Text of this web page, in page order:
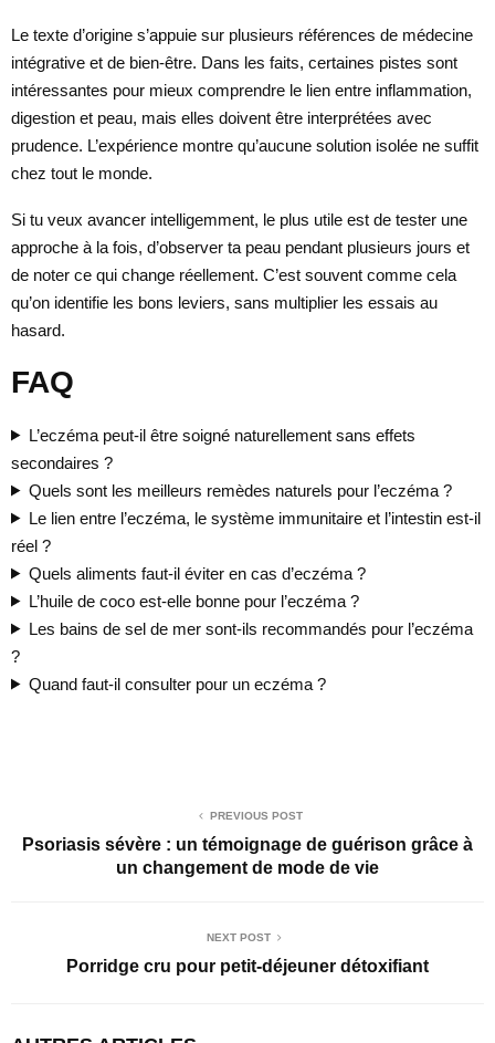
Le texte d’origine s’appuie sur plusieurs références de médecine
intégrative et de bien-être. Dans les faits, certaines pistes sont
intéressantes pour mieux comprendre le lien entre inflammation,
digestion et peau, mais elles doivent être interprétées avec
prudence. L’expérience montre qu’aucune solution isolée ne suffit
chez tout le monde.
Si tu veux avancer intelligemment, le plus utile est de tester une
approche à la fois, d’observer ta peau pendant plusieurs jours et
de noter ce qui change réellement. C’est souvent comme cela
qu’on identifie les bons leviers, sans multiplier les essais au
hasard.
FAQ
L’eczéma peut-il être soigné naturellement sans effets
secondaires ?
Quels sont les meilleurs remèdes naturels pour l’eczéma ?
Le lien entre l’eczéma, le système immunitaire et l’intestin est-il
réel ?
Quels aliments faut-il éviter en cas d’eczéma ?
L’huile de coco est-elle bonne pour l’eczéma ?
Les bains de sel de mer sont-ils recommandés pour l’eczéma
?
Quand faut-il consulter pour un eczéma ?
PREVIOUS POST
Psoriasis sévère : un témoignage de guérison grâce à
un changement de mode de vie
NEXT POST
Porridge cru pour petit-déjeuner détoxifiant